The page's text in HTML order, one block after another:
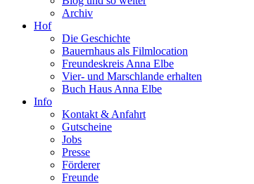
Archiv
Hof
Die Geschichte
Bauernhaus als Filmlocation
Freundeskreis Anna Elbe
Vier- und Marschlande erhalten
Buch Haus Anna Elbe
Info
Kontakt & Anfahrt
Gutscheine
Jobs
Presse
Förderer
Freunde